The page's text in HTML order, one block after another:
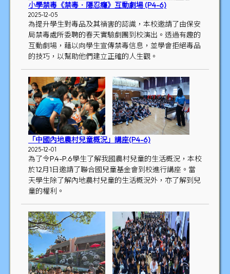
小學禁毒《禁毒．隱忍癮》互動劇場 (P4-6)
2025-12-05
為提升學生對毒品及其禍害的認識，本校邀請了由保安
局禁毒處所委聘的春天實驗劇團到校演出。透過有趣的
互動劇場，藉以向學生宣傳禁毒信息，並學會拒絕毒品
的技巧，以幫助他們建立正確的人生觀。
「中國內地農村兒童概況」講座(P4-6)
2025-12-01
為了令P.4-P.6學生了解我國農村兒童的生活概況，本校
於12月1日邀請了聯合國兒童基金會到校進行講座。當
天學生除了解內地農村兒童的生活概況外，亦了解到兒
童的權利。